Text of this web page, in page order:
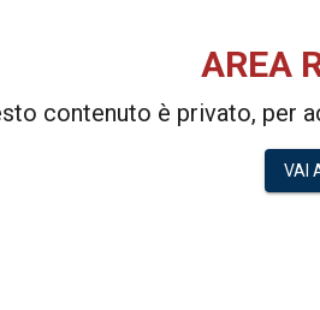
AREA
contenuto è privato, per
VAI